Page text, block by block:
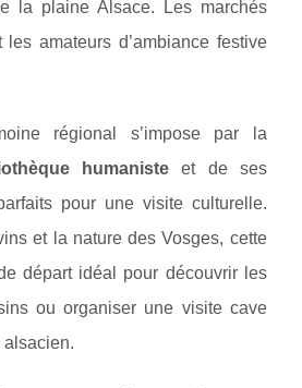
la plaine Alsace. Les marchés
les amateurs d’ambiance festive
régional s’impose par la
humaniste et de ses
pour une visite culturelle.
et la nature des Vosges, cette
départ idéal pour découvrir les
ou organiser une visite cave
alsacien.